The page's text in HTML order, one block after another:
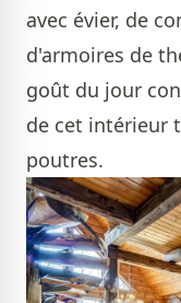
avec évier, de
d'armoires de
goût du jour
de cet intérieur
poutres.